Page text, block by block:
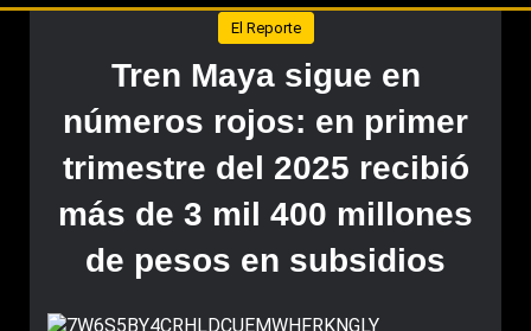
El Reporte
Tren Maya sigue en
números rojos: en primer
trimestre del 2025 recibió
más de 3 mil 400 millones
de pesos en subsidios